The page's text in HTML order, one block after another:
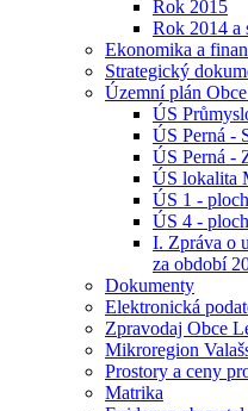
Rok 2015
Rok 2014 a
Ekonomika a
Strategický
Územní plán
ÚS
ÚS Perná -
ÚS Perná -
ÚS lokalita
ÚS 1 -
ÚS 4 -
I. Zpráva o
za období
Dokumenty
Elektronická
Zpravodaj Obce
Mikroregion
Prostory a ceny
Matrika